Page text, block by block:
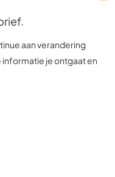
aan verandering
je ontgaat en